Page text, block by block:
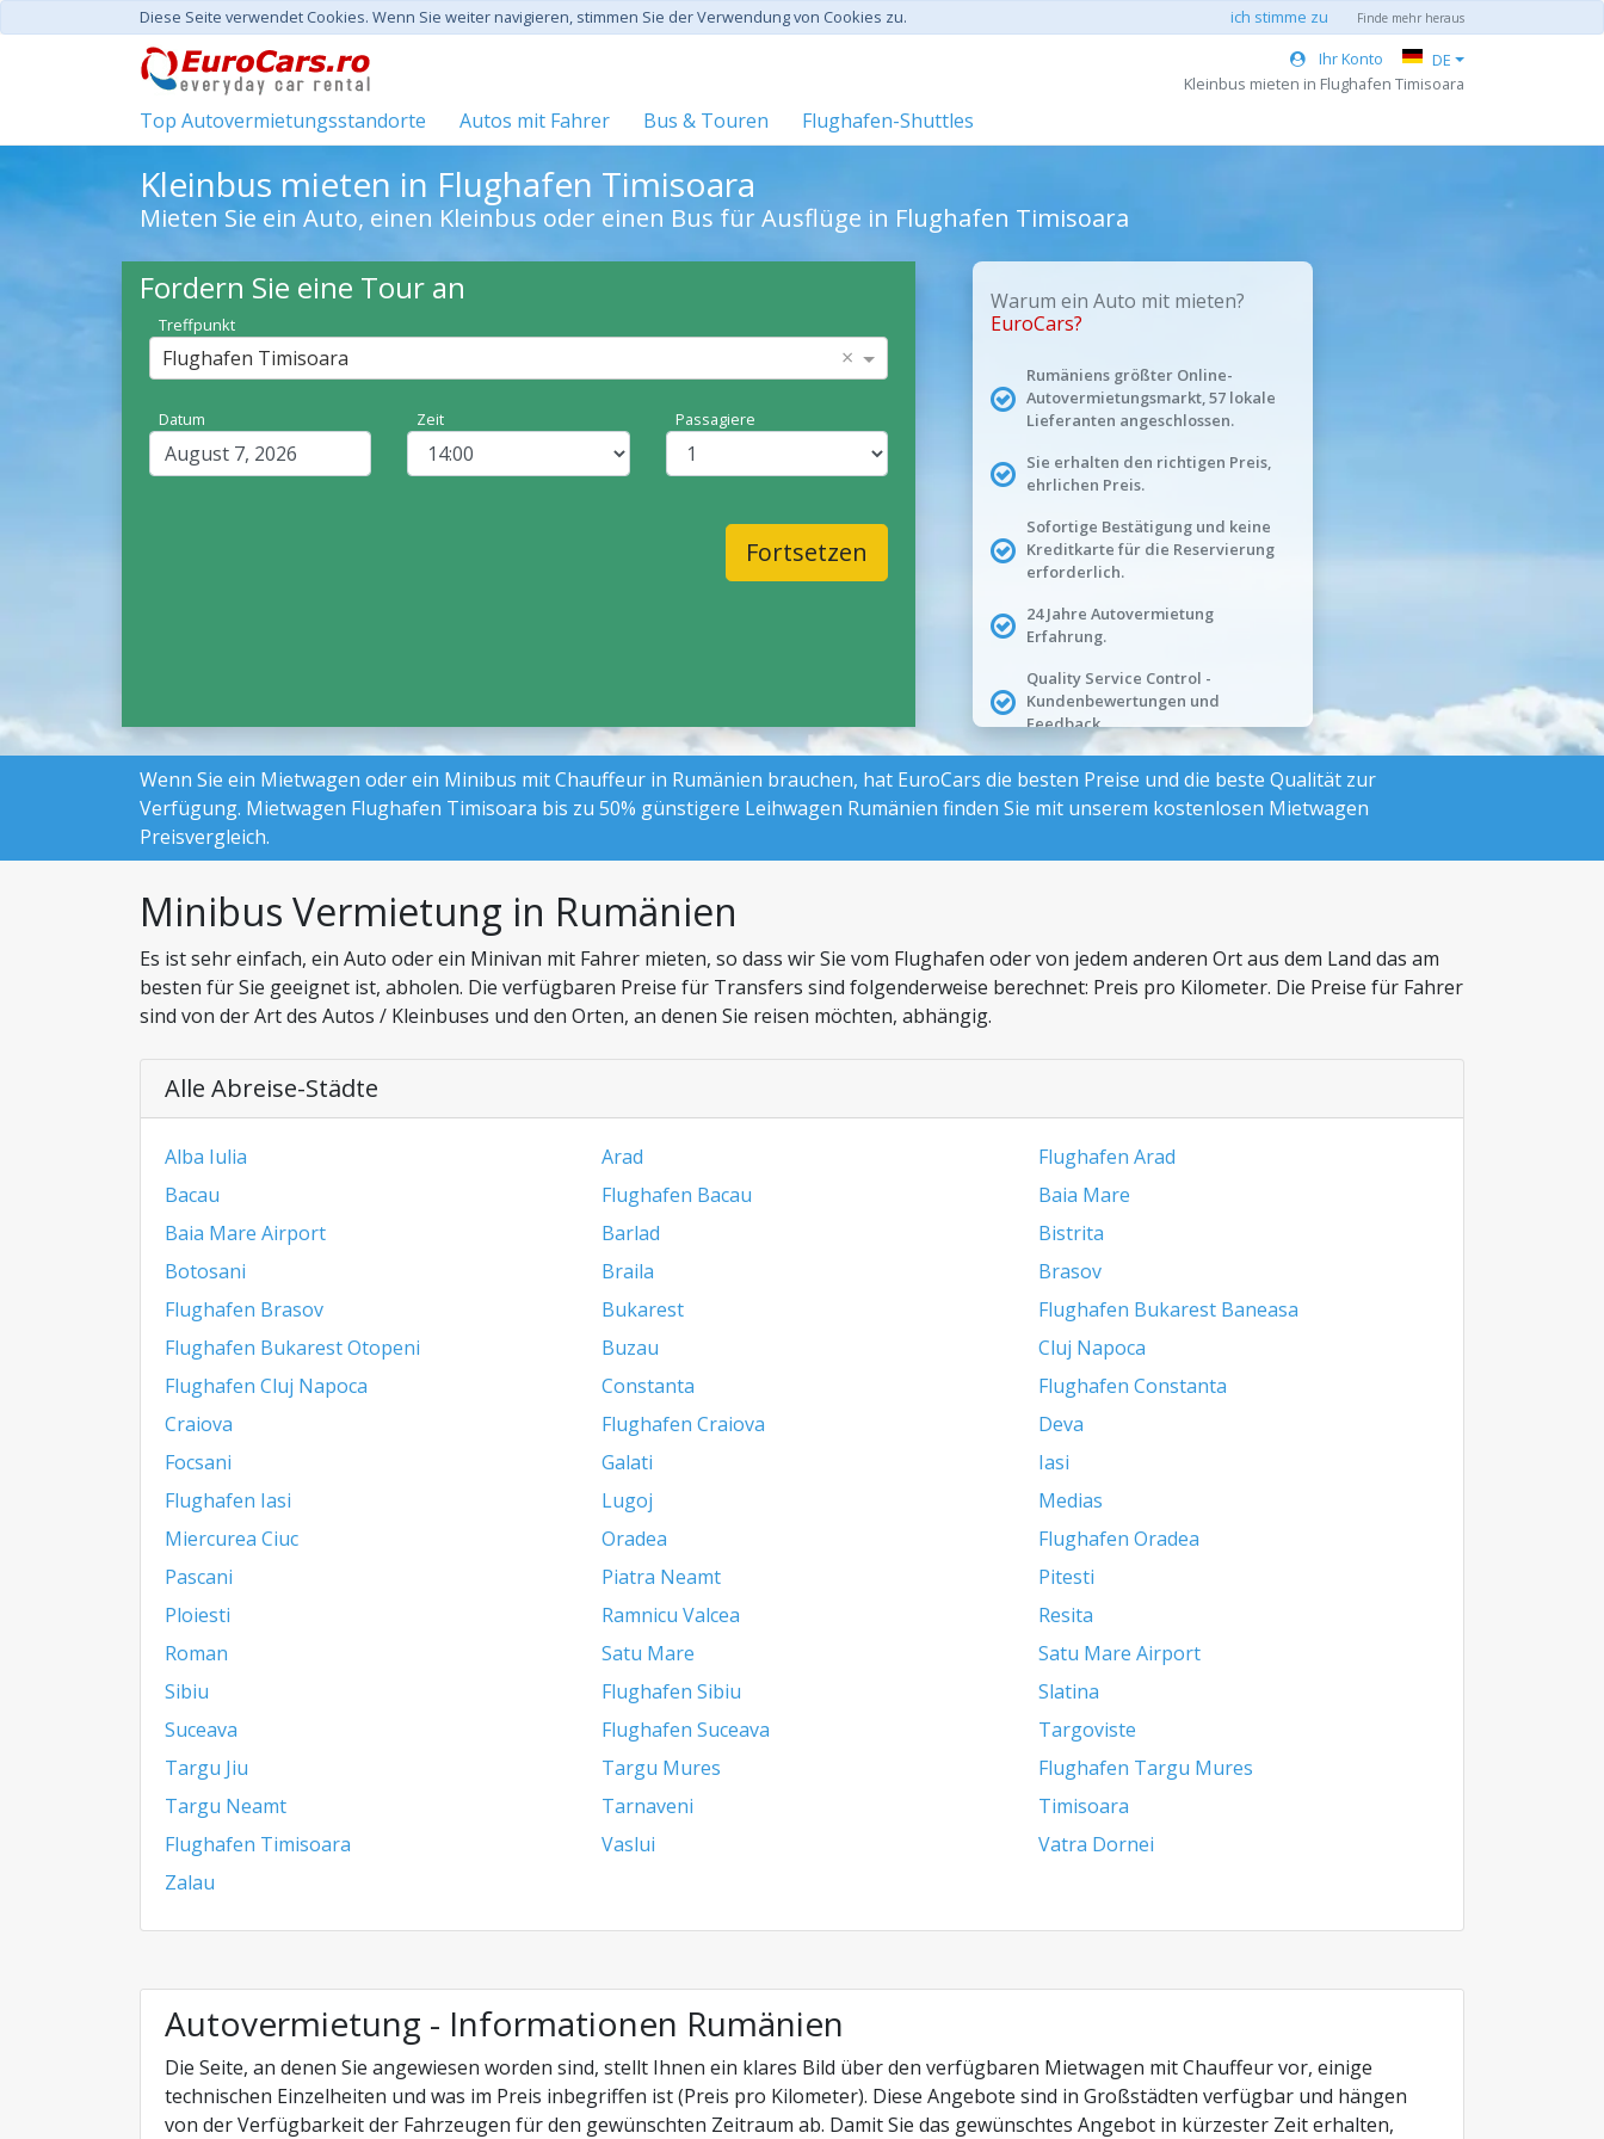
Diese Seite verwendet Cookies. Wenn Sie weiter navigieren, stimmen Sie der Verwendung von Cookies zu. ich stimme zu Finde mehr heraus
Ihr Konto
DE
Kleinbus mieten in Flughafen Timisoara
Top Autovermietungsstandorte Autos mit Fahrer Bus & Touren Flughafen-Shuttles
Kleinbus mieten in Flughafen Timisoara
Mieten Sie ein Auto, einen Kleinbus oder einen Bus für Ausflüge in Flughafen Timisoara
Fordern Sie eine Tour an
Treffpunkt
Flughafen Timisoara ×
Datum Zeit Passagiere
Fortsetzen
Warum ein Auto mit mieten?
EuroCars?
Rumäniens größter Online-
Autovermietungsmarkt, 57 lokale
Lieferanten angeschlossen.
Sie erhalten den richtigen Preis,
ehrlichen Preis.
Sofortige Bestätigung und keine
Kreditkarte für die Reservierung
erforderlich.
24 Jahre Autovermietung
Erfahrung.
Quality Service Control -
Kundenbewertungen und
Feedback.
Wenn Sie ein Mietwagen oder ein Minibus mit Chauffeur in Rumänien brauchen, hat EuroCars die besten Preise und die beste Qualität zur
Verfügung. Mietwagen Flughafen Timisoara bis zu 50% günstigere Leihwagen Rumänien finden Sie mit unserem kostenlosen Mietwagen
Preisvergleich.
Minibus Vermietung in Rumänien
Es ist sehr einfach, ein Auto oder ein Minivan mit Fahrer mieten, so dass wir Sie vom Flughafen oder von jedem anderen Ort aus dem Land das am
besten für Sie geeignet ist, abholen. Die verfügbaren Preise für Transfers sind folgenderweise berechnet: Preis pro Kilometer. Die Preise für Fahrer
sind von der Art des Autos / Kleinbuses und den Orten, an denen Sie reisen möchten, abhängig.
Alle Abreise-Städte
Alba Iulia Arad
Flughafen Arad
Bacau
Flughafen Bacau
Baia Mare
Baia Mare Airport
Barlad
Bistrita
Botosani
Braila
Brasov
Flughafen Brasov
Bukarest
Flughafen Bukarest Baneasa
Flughafen Bukarest Otopeni
Buzau
Cluj Napoca
Flughafen Cluj Napoca
Constanta
Flughafen Constanta
Craiova
Flughafen Craiova
Deva
Focsani
Galati
Iasi
Flughafen Iasi
Lugoj
Medias
Miercurea Ciuc
Oradea
Flughafen Oradea
Pascani
Piatra Neamt
Pitesti
Ploiesti
Ramnicu Valcea
Resita
Roman
Satu Mare
Satu Mare Airport
Sibiu
Flughafen Sibiu
Slatina
Suceava
Flughafen Suceava
Targoviste
Targu Jiu
Targu Mures
Flughafen Targu Mures
Targu Neamt
Tarnaveni
Timisoara
Flughafen Timisoara
Vaslui
Vatra Dornei
Zalau
Autovermietung - Informationen Rumänien
Die Seite, an denen Sie angewiesen worden sind, stellt Ihnen ein klares Bild über den verfügbaren Mietwagen mit Chauffeur vor, einige
technischen Einzelheiten und was im Preis inbegriffen ist (Preis pro Kilometer). Diese Angebote sind in Großstädten verfügbar und hängen
von der Verfügbarkeit der Fahrzeugen für den gewünschten Zeitraum ab. Damit Sie das gewünschtes Angebot in kürzester Zeit erhalten,